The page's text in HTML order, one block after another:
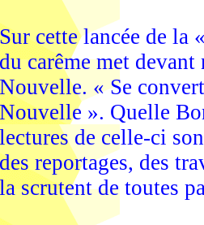
Sur cette lancée de la
du carême met devant
Nouvelle. « Se
Nouvelle ». Quelle
lectures de celle-ci
des reportages, des
la scrutent de toutes